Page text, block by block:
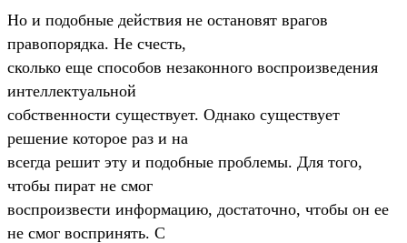
Hо и подобные действия не остановят врагов
правопорядка. Hе счесть,
сколько еще способов незаконного воспроизведения
интеллектуальной
собственности существует. Однако существует
решение которое раз и на
всегда решит эту и подобные проблемы. Для того,
чтобы пират не смог
воспроизвести информацию, достаточно, чтобы он ее
не смог воспринять. С